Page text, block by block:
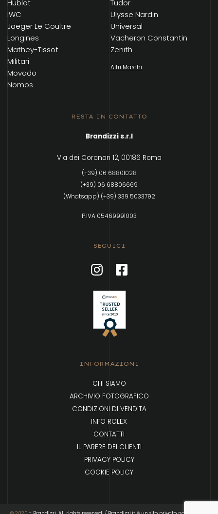
Hublot
IWC
Jaeger Le Coultre
Longines
Mathey-Tissot
Militari
Movado
Nomos
Tudor
Ulysse Nardin
Universal
Vacheron Constantin
Zenith
Altri Marchi
RESTA IN CONTATTO
Brandizzi s.r.l
Via dei Coronari 12, 00186 Roma
(+39) 06 68801028
(+39) 06 68806669
(Whatsapp) (+39) 339 5033792
P.IVA 05469991003
SEGUICI
INFORMAZIONI
CHI SIAMO
ARCHIVIO FOTOGRAFICO
CONDIZIONI DI VENDITA
INFO ROLEX
CONTATTI
IL PARERE DEI CLIENTI
PRIVACY POLICY
COOKIE POLICY